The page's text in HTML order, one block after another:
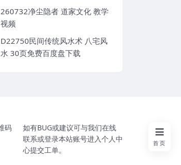
260732净尘隐者 道家文化 教学
视频
D22750民间传统风水术 八宅风
水 30页免费百度盘下载
如有BUG或建议可与我们在线
联系或登录本站账号进入个人中
心提交工单。
首页